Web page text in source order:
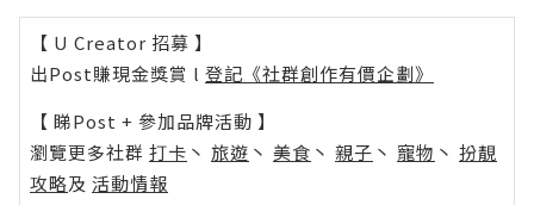
【 U Creator 招募 】
出Post賺現金獎賞 l 登記《社群創作有價企劃》
【 睇Post + 參加品牌活動 】
瀏覽更多社群 打卡 丶 旅遊 丶 美食 丶 親子 丶 寵物 丶 扮靚
攻略及 活動情報